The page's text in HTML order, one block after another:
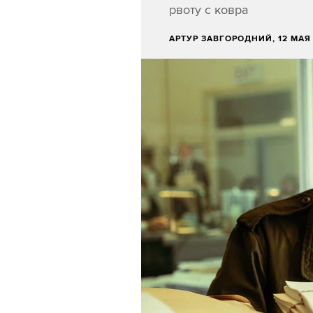
рвоту с ковра
АРТУР ЗАВГОРОДНИЙ, 12 МАЯ